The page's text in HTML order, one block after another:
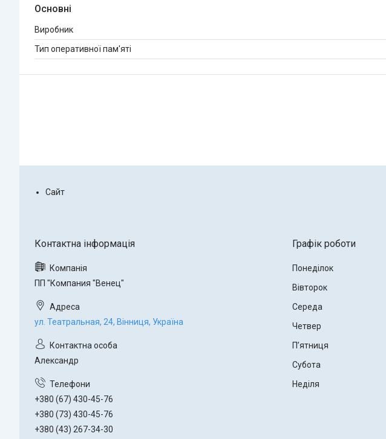
Основні
Виробник
Тип оперативної пам'яті
Сайт
ПП "Компания "Венец"
ул. Театральная, 24, Вінниця, Україна
Александр
+380 (67) 430-45-76
+380 (73) 430-45-76
+380 (43) 267-34-30
Графік роботи
Понеділок
Вівторок
Середа
Четвер
Пʼятниця
Субота
Неділя